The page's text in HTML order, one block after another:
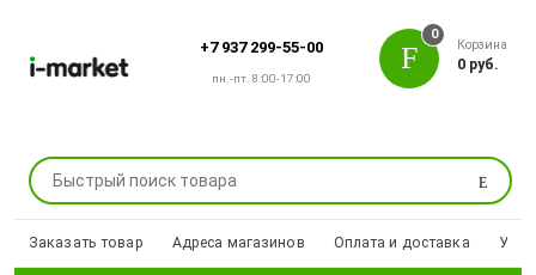
+7 937 299-55-00
пн.-пт. 8:00-17:00
Поиск
0
Корзина
0 руб.
Заказать товар Адреса магазинов Оплата и доставка